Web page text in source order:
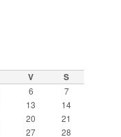
V S
6 7
13 14
20
21
27 28